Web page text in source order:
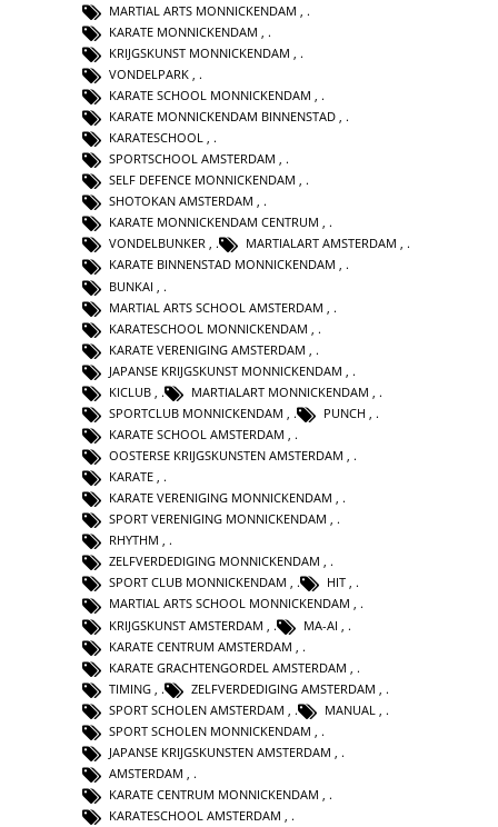
MARTIAL ARTS MONNICKENDAM
KARATE MONNICKENDAM
KRIJGSKUNST MONNICKENDAM
VONDELPARK
KARATE SCHOOL MONNICKENDAM
KARATE MONNICKENDAM BINNENSTAD ,
KARATESCHOOL ,
SPORTSCHOOL AMSTERDAM ,
SELF DEFENCE MONNICKENDAM ,
SHOTOKAN AMSTERDAM ,
KARATE MONNICKENDAM CENTRUM ,
VONDELBUNKER , MARTIALART AMSTERDAM ,
KARATE BINNENSTAD MONNICKENDAM ,
BUNKAI
MARTIAL ARTS SCHOOL AMSTERDAM
KARATESCHOOL MONNICKENDAM
KARATE VERENIGING AMSTERDAM
JAPANSE KRIJGSKUNST MONNICKENDAM
KICLUB
MARTIALART MONNICKENDAM
SPORTCLUB MONNICKENDAM
PUNCH
KARATE SCHOOL AMSTERDAM
OOSTERSE KRIJGSKUNSTEN AMSTERDAM ,
KARATE ,
KARATE VERENIGING MONNICKENDAM ,
SPORT VERENIGING MONNICKENDAM ,
RHYTHM ,
ZELFVERDEDIGING MONNICKENDAM ,
SPORT CLUB MONNICKENDAM , HIT ,
MARTIAL ARTS SCHOOL MONNICKENDAM ,
KRIJGSKUNST AMSTERDAM
MA-AI
KARATE CENTRUM AMSTERDAM
KARATE GRACHTENGORDEL AMSTERDAM
TIMING
ZELFVERDEDIGING AMSTERDAM
SPORT SCHOLEN AMSTERDAM
MANUAL
SPORT SCHOLEN MONNICKENDAM
JAPANSE KRIJGSKUNSTEN AMSTERDAM
AMSTERDAM
KARATE CENTRUM MONNICKENDAM ,
KARATESCHOOL AMSTERDAM ,